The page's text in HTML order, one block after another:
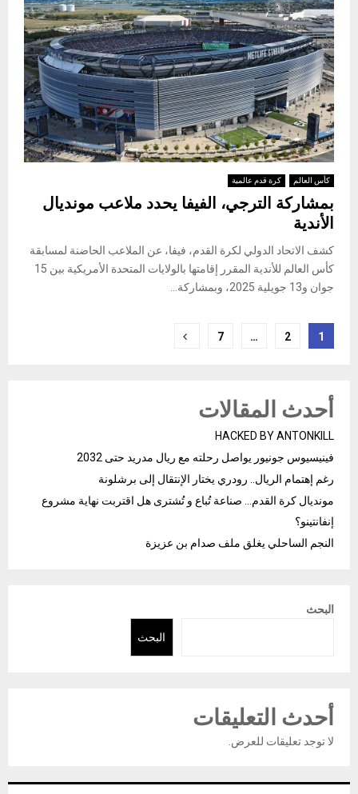
كأس العالم كرة قدم عالمية
بمشاركة الترجي، الفيفا يحدد ملاعب مونديال
الأندية
كشف الاتحاد الدولي لكرة القدم، فيفا، عن الملاعب الحاضنة لمسابقة
كأس العالم للأندية المقرر إقامتها بالولايات المتحدة الأمريكية بين 15
جوان و13 جويلية 2025، وبمشاركة...
Posts
1
2
…
7
أحدث المقالات
HACKED BY ANTONKILL
فينيسيوس جونيور يواصل رحلته مع ريال مدريد حتى 2032
رغم إهتمام الريال.. رودري يختار الإنتقال إلى برشلونة
مونديال كرة القدم… صناعة تُباع و تُشترى هل اقتربت نهاية مشروع
إنفانتينو؟
النجم الساحلي يغلق ملف صدام بن عزيزة
البحث
البحث
أحدث التعليقات
لا توجد تعليقات للعرض.